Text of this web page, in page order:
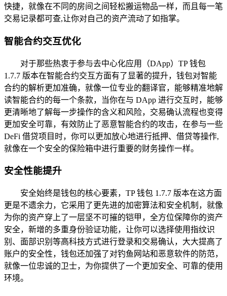
快捷，就像在不同的房间之间轻松搬运物品一样，而且每一笔
交易记录都可查,让你对自己的资产流动了如指掌。
智能合约交互优化
对于那些热衷于参与去中心化应用（DApp）TP 钱包
1.7.7 版本在智能合约交互方面有了显著的提升，钱包对智能
合约的解析更加准确，就像一位专业的翻译官，能够精准地解
读智能合约的每一个条款，当你在与 DApp 进行交互时，能够
更清晰地了解每一步操作的含义和风险，交易确认流程也变得
更加安全可靠，有效防止了恶意智能合约的攻击，在参与一些
DeFi 借贷项目时，你可以更加放心地进行抵押、借贷等操作,
就像在一个安全的保险箱中进行重要的财务操作一样。
安全性能提升
安全始终是钱包的核心要素，TP 钱包 1.7.7 版本在这方面
更是不遗余力，它采用了更先进的加密算法和安全机制，就像
为你的资产穿上了一层坚不可摧的铠甲，全方位保障你的资产
安全，新增的多重身份验证功能，让你可以选择使用指纹识
别、面部识别等高科技方式进行登录和交易确认，大大提高了
账户的安全性，钱包还加强了对钓鱼网站和恶意软件的防范，
就像一位忠诚的卫士，为你提供了一个更加安全、可靠的使用
环境。